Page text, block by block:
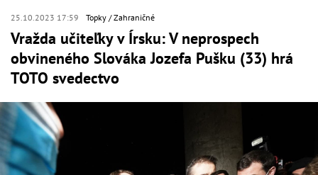
25.10.2023 17:59 Topky Zahraničné
Vražda učiteľky v Írsku: V neprospech
obvineného Slováka Jozefa Pušku (33) hrá
TOTO svedectvo